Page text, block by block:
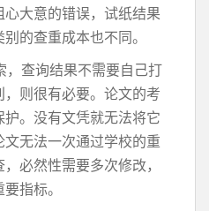
大意的错误，试纸结果
的查重成本也不同。
，查询结果不需要自己打
则很有必要。论文的考
。没有文凭就无法将它
无法一次通过学校的重
必然性需要多次修改，
指标。